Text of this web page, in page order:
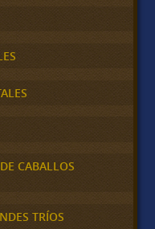
CABALLOS
TRÍOS